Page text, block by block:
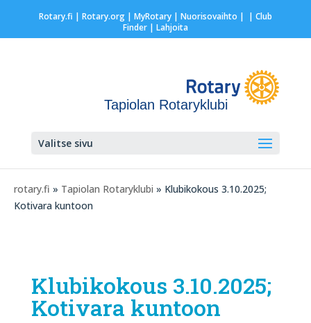
Rotary.fi | Rotary.org| MyRotary | Nuorisovaihto | | Club
Finder| Lahjoita
Tapiolan Rotaryklubi
Valitse sivu
rotary.fi » Tapiolan Rotaryklubi » Klubikokous 3.10.2025;
Kotivara kuntoon
Klubikokous 3.10.2025;
Kotivara kuntoon